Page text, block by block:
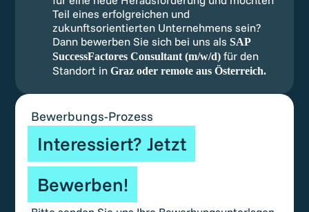
Teil eines erfolgreichen und
zukunftsorientierten Unternehmens sein?
Dann bewerben Sie sich bei uns als SAP
SuccessFactores Consultant (m/w/d)für den
Standort in Graz oder remote aus Österreich.
Bewerbungs-Prozess
Interessiert? Jetzt
Bewerben!